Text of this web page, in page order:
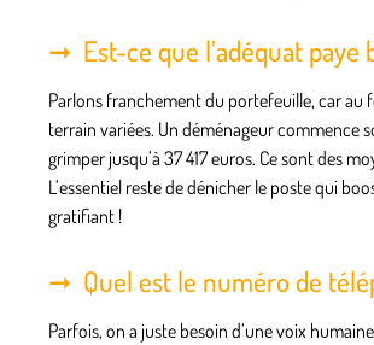
Est-ce que l’adéquat paye
Parlons franchement du portefeuille, car au
terrain variées. Un déménageur commence
grimper jusqu’à 37 417 euros. Ce sont des
L’essentiel reste de dénicher le poste qui
gratifiant !
Quel est le numéro de
Parfois, on a juste besoin d’une voix